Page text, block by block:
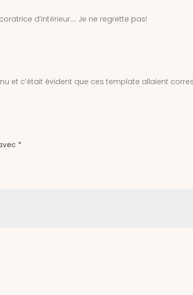
d’intérieur…. Je ne regrette pas!
et c’était évident que ces template allaient
*